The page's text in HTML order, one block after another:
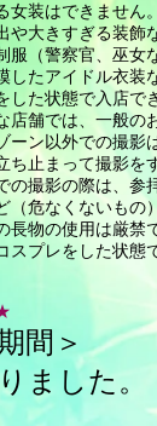
女装はできません。
や大きすぎる装
服（警察官、巫女
したアイドル衣装
した状態で入店
店舗では、一般の
ーン以外での撮影
ち止まって撮影を
の撮影の際は、
（危なくないも
長物の使用は厳禁
スプレをした状態
間＞
ました。